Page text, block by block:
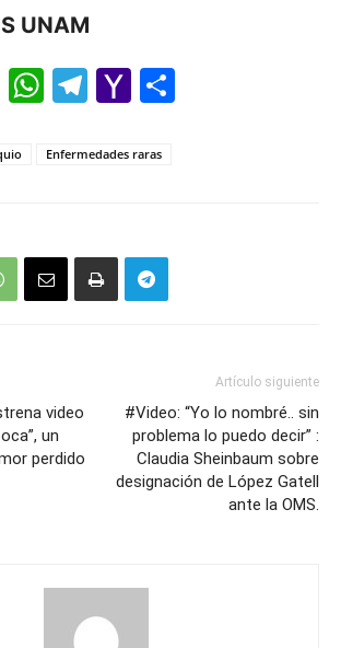
UNAM
X WhatsApp
Telegram
Yahoo
Enfermedades raras
video
un
perdido
Artículo siguiente
#Video: “Yo lo nombré.. sin
problema lo puedo decir” :
Claudia Sheinbaum sobre
designación de López Gatell
ante la OMS.